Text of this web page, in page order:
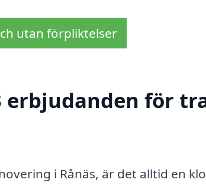
utan förpliktelser
erbjudanden för
i Rånäs, är det alltid en